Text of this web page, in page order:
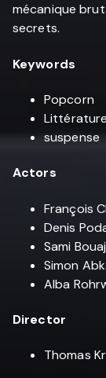
mécanique
secrets.
Keywords
Popcorn
Littérature
suspense
Actors
François
Denis
Sami
Simon
Alba
Director
Thomas